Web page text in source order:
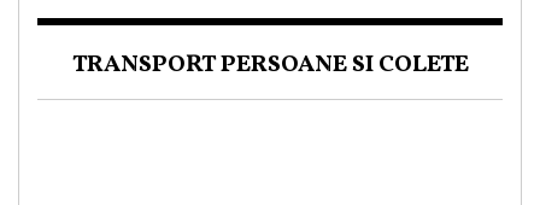
TRANSPORT PERSOANE SI COLETE